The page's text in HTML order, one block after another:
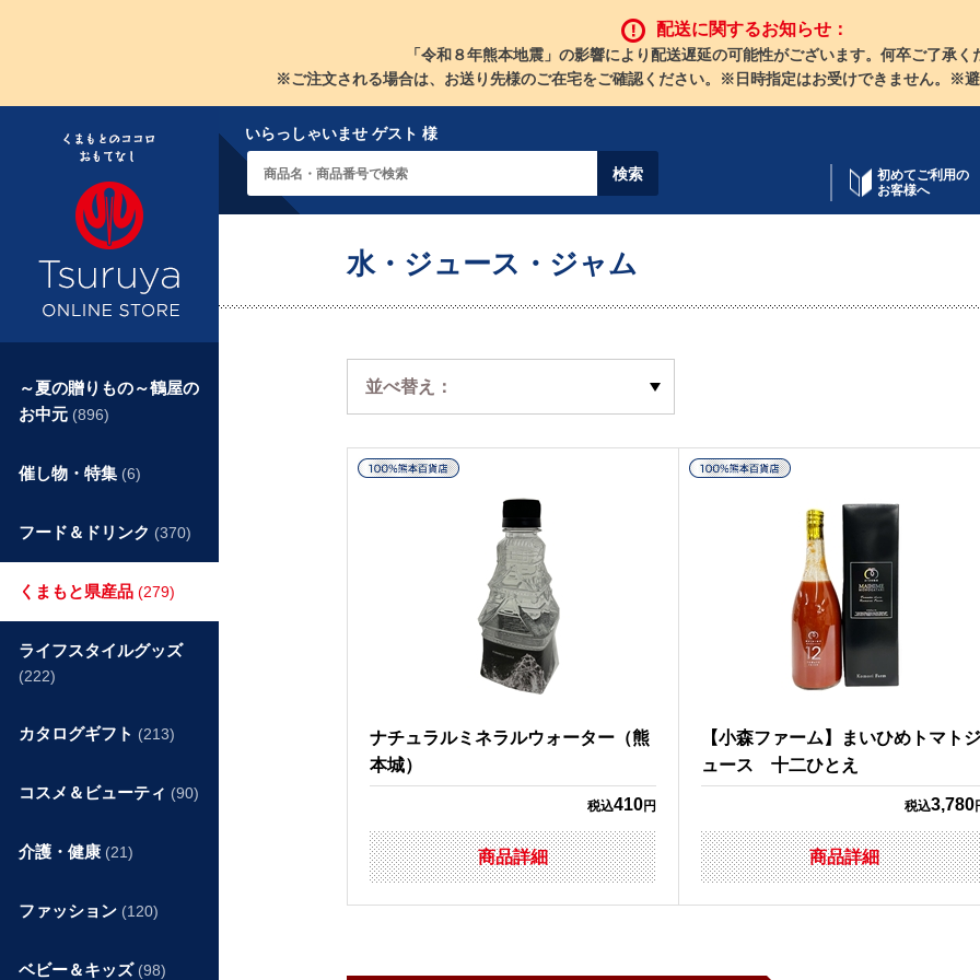
配送に関するお知らせ：
「令和８年熊本地震」の影響により配送遅延の可能性がございます。何卒ご了承く
※ご注文される場合は、お送り先様のご在宅をご確認ください。※日時指定はお受けできません。※
いらっしゃいませ ゲスト 様
初めてご利用の
お客様へ
水・ジュース・ジャム
並べ替え：
ナチュラルミネラルウォーター（熊
本城）
税込410円
商品詳細
【小森ファーム】まいひめトマトジ
ュース 十二ひとえ
税込3,780
商品詳細
～夏の贈りもの～鶴屋の
お中元 (896)
催し物・特集 (6)
フード＆ドリンク (370)
くまもと県産品 (279)
ライフスタイルグッズ
(222)
カタログギフト (213)
コスメ＆ビューティ (90)
介護・健康 (21)
ファッション (120)
ベビー＆キッズ (98)